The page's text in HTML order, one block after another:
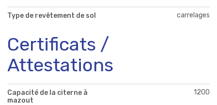
Type de revêtement de sol carrelages
Certificats /
Attestations
Capacité de la citerne à
mazout
1200